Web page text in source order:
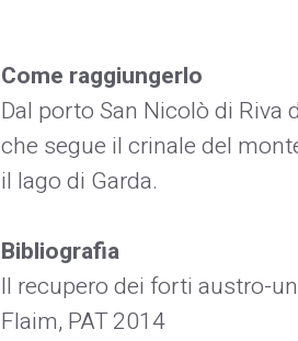
Come raggiungerlo
Dal porto San Nicolò di Riva
che segue il crinale del
il lago di Garda.
Bibliografia
Il recupero dei forti austro-
Flaim, PAT 2014